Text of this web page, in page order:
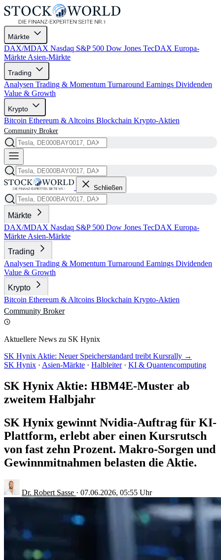
Märkte
DAX/MDAX Nasdaq S&P 500 Dow Jones TecDAX Europa-
Märkte Asien-Märkte
Trading
Analysen Trading & Momentum Turnaround Earnings Dividenden
Value & Growth
Krypto
Bitcoin Ethereum & Altcoins Blockchain Krypto-Aktien
Community Broker
Schließen
Märkte
DAX/MDAX Nasdaq S&P 500 Dow Jones TecDAX Europa-
Märkte Asien-Märkte
Trading
Analysen Trading & Momentum Turnaround Earnings Dividenden
Value & Growth
Krypto
Bitcoin Ethereum & Altcoins Blockchain Krypto-Aktien
Community Broker
Aktuellere News zu SK Hynix
SK Hynix Aktie: Neuer Speicherstandard treibt Kursrally →
SK Hynix · Asien-Märkte · Halbleiter · KI & Quantencomputing
SK Hynix Aktie: HBM4E-Muster ab
zweitem Halbjahr
SK Hynix gewinnt Nvidia-Auftrag für KI-
Plattform, erlebt aber einen Kursrutsch
von fast zehn Prozent. Makro-Sorgen und
Gewinnmitnahmen belasten die Aktie.
Dr. Robert Sasse · 07.06.2026, 05:55 Uhr